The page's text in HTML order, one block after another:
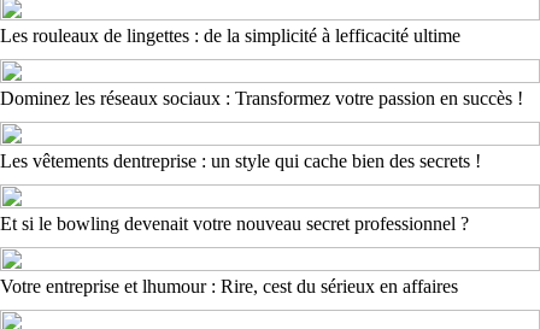
Les rouleaux de lingettes : de la simplicité à lefficacité ultime
Dominez les réseaux sociaux : Transformez votre passion en succès !
Les vêtements dentreprise : un style qui cache bien des secrets !
Et si le bowling devenait votre nouveau secret professionnel ?
Votre entreprise et lhumour : Rire, cest du sérieux en affaires